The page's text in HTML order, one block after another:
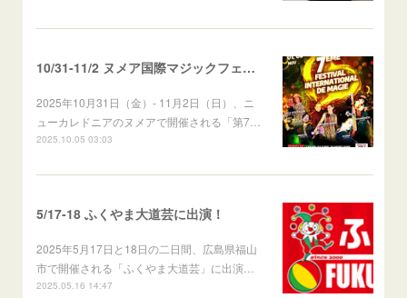
10/31-11/2 ヌメア国際マジックフェスに出演！
2025年10月31日（金）- 11月2日（日）、ニ
ューカレドニアのヌメアで開催される「第7…
2025.10.05 03:03
5/17-18 ふくやま大道芸に出演！
2025年5月17日と18日の二日間、広島県福山
市で開催される「ふくやま大道芸」に出演…
2025.05.16 14:47